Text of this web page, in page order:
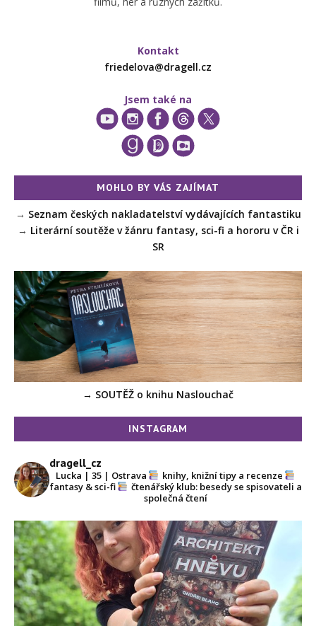
Kontakt
friedelova@dragell.cz
Jsem také na
MOHLO BY VÁS ZAJÍMAT
→ Seznam českých nakladatelství vydávajících fantastiku
→ Literární soutěže v žánru fantasy, sci-fi a hororu v ČR i
SR
→ SOUTĚŽ o knihu Naslouchač
INSTAGRAM
dragell_cz
Lucka | 35 | Ostrava
knihy, knižní tipy a recenze
fantasy & sci-fi
čtenářský klub: besedy se spisovateli a
společná čtení